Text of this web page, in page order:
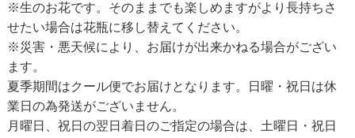
※生のお花です。そのままでも楽しめますがより長持ちさ
せたい場合は花瓶に移し替えてください。
※災害・悪天候により、お届けが出来かねる場合がござい
ます。
夏季期間はクール便でお届けとなります。日曜・祝日は休
業日の為発送がございません。
月曜日、祝日の翌日着日のご指定の場合は、土曜日・祝日